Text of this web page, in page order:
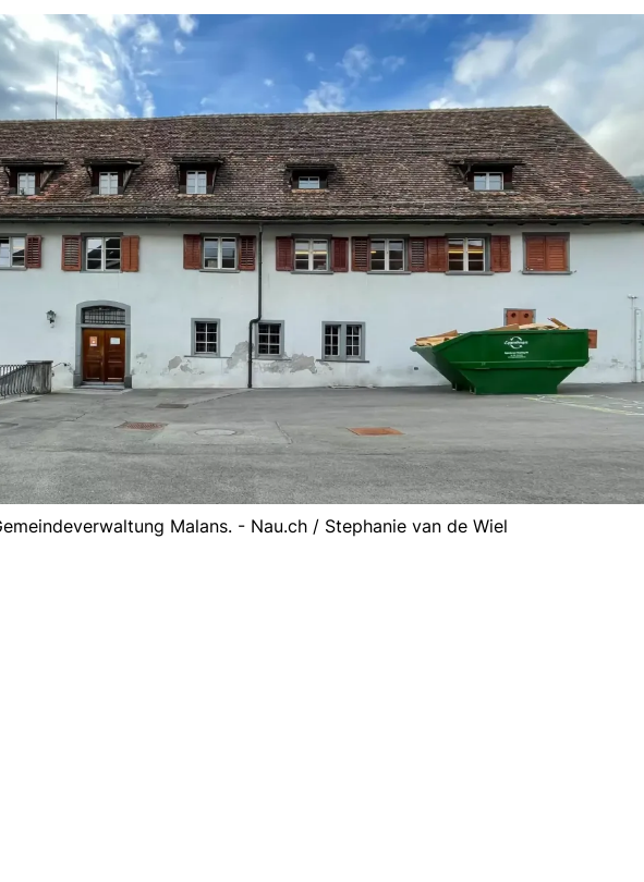
Malans. - Nau.ch / Stephanie van de Wiel